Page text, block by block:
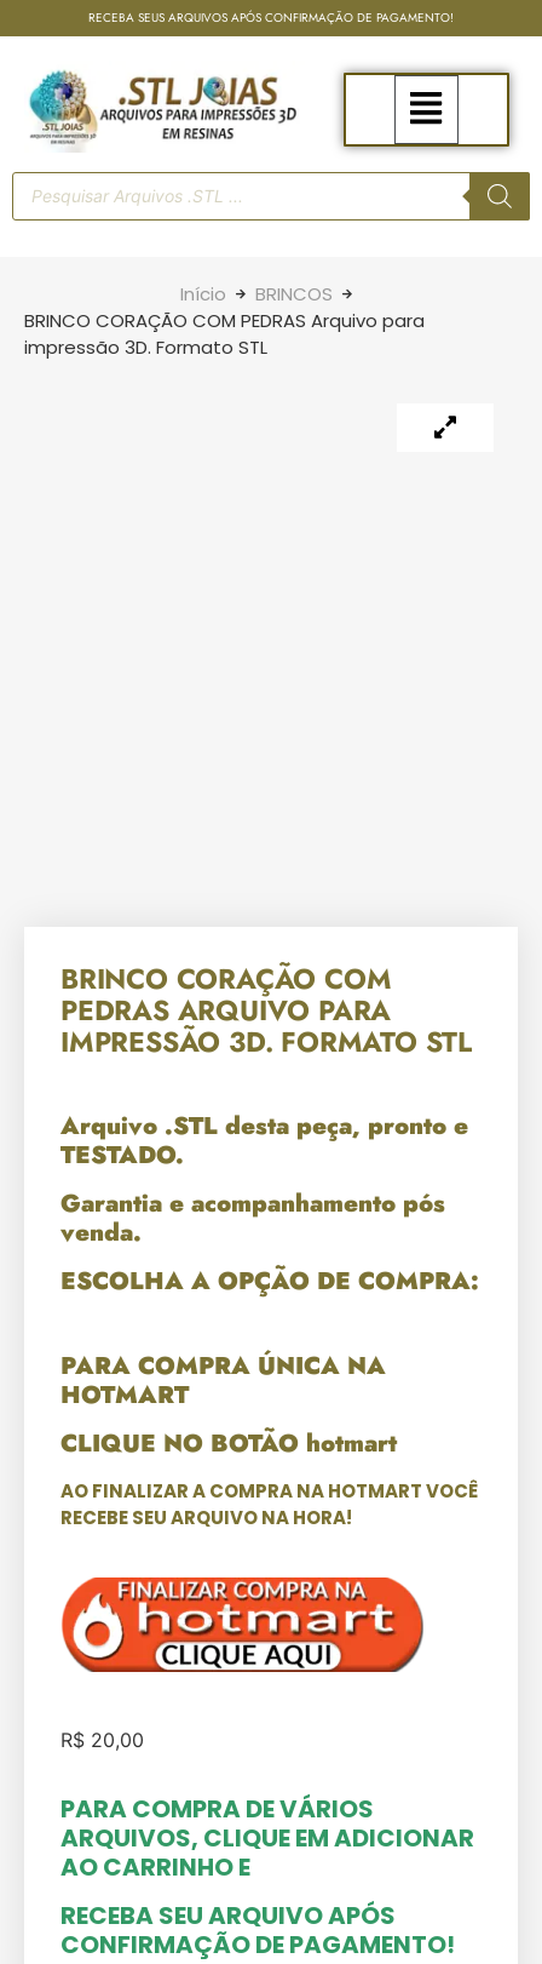
RECEBA SEUS ARQUIVOS APÓS CONFIRMAÇÃO DE PAGAMENTO!
Início
BRINCOS
BRINCO CORAÇÃO COM PEDRAS Arquivo para
impressão 3D. Formato STL
BRINCO CORAÇÃO COM
PEDRAS ARQUIVO PARA
IMPRESSÃO 3D. FORMATO STL
Arquivo .STL desta peça, pronto e
TESTADO.
Garantia e acompanhamento pós
venda.
ESCOLHA A OPÇÃO DE COMPRA:
PARA COMPRA ÚNICA NA
HOTMART
CLIQUE NO BOTÃO hotmart
AO FINALIZAR A COMPRA NA HOTMART VOCÊ
RECEBE SEU ARQUIVO NA HORA!
R$ 20,00
PARA COMPRA DE VÁRIOS
ARQUIVOS, CLIQUE EM ADICIONAR
AO CARRINHOE
RECEBA SEU ARQUIVO APÓS
CONFIRMAÇÃO DE PAGAMENTO!